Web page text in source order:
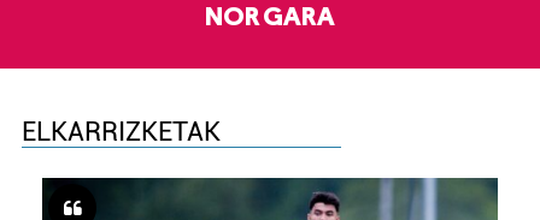
NOR GARA
ELKARRIZKETAK